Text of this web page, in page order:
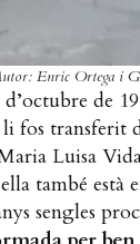
Enric Ortega i
de
fos transferit
Luisa
també està
sengles